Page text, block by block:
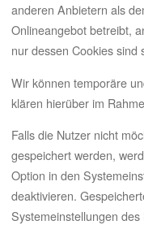
anderen Anbietern als
Onlineangebot betreibt,
nur dessen Cookies sind
Wir können temporäre
klären hierüber im
Falls die Nutzer nicht
gespeichert werden,
Option in den
deaktivieren.
Systemeinstellungen